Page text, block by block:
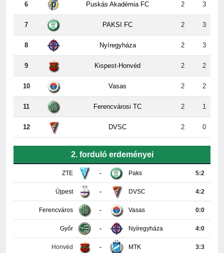
7 PAKSI FC 2 3
8 Nyíregyháza 2 3
9 Kispest-Honvéd 2 2
10 Vasas 2 2
11 Ferencvárosi TC 2 1
12 DVSC 2 0
ZTE - Paks
Újpest DVSC 4:2
Ferencváros Vasas 0:0
Győr Nyíregyháza 4:0
Honvéd MTK 3:3
PAFC Kisvárda 0:2